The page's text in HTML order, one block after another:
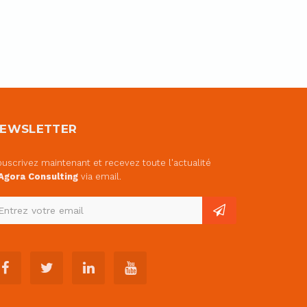
maintenant et recevez toute l'actualité
Consulting via email.